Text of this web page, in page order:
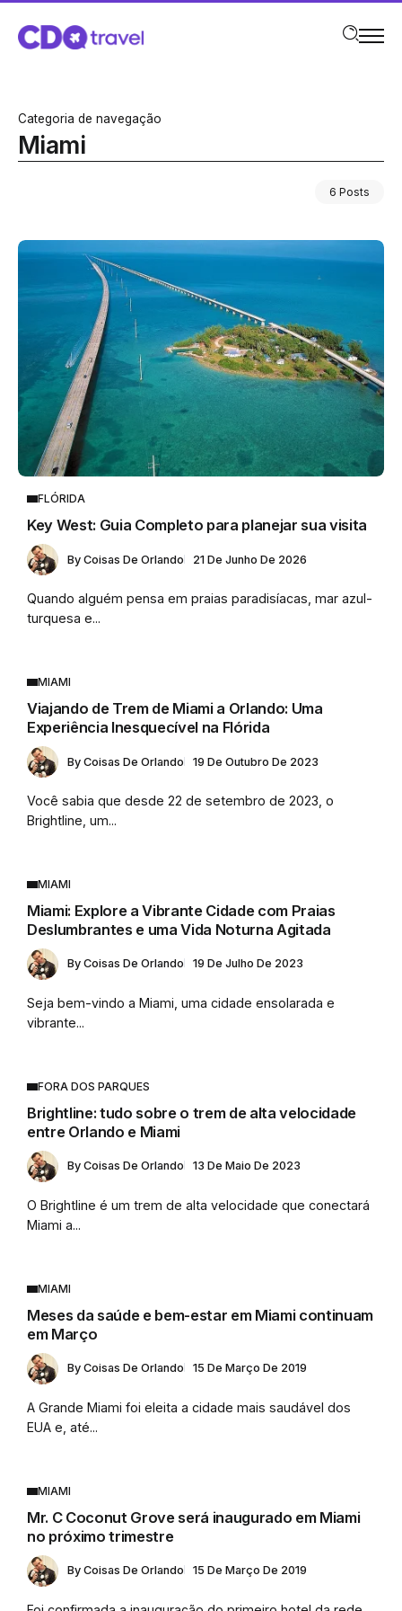
Categoria de navegação
Miami
6 Posts
FLÓRIDA
Key West: Guia Completo para planejar sua visita
By Coisas De Orlando 21 De Junho De 2026
Quando alguém pensa em praias paradisíacas, mar azul-
turquesa e...
MIAMI
Viajando de Trem de Miami a Orlando: Uma
Experiência Inesquecível na Flórida
By Coisas De Orlando 19 De Outubro De 2023
Você sabia que desde 22 de setembro de 2023, o
Brightline, um...
MIAMI
Miami: Explore a Vibrante Cidade com Praias
Deslumbrantes e uma Vida Noturna Agitada
By Coisas De Orlando 19 De Julho De 2023
Seja bem-vindo a Miami, uma cidade ensolarada e
vibrante...
FORA DOS PARQUES
Brightline: tudo sobre o trem de alta velocidade
entre Orlando e Miami
By Coisas De Orlando 13 De Maio De 2023
O Brightline é um trem de alta velocidade que conectará
Miami a...
MIAMI
Meses da saúde e bem-estar em Miami continuam
em Março
By Coisas De Orlando 15 De Março De 2019
A Grande Miami foi eleita a cidade mais saudável dos
EUA e, até...
MIAMI
Mr. C Coconut Grove será inaugurado em Miami
no próximo trimestre
By Coisas De Orlando 15 De Março De 2019